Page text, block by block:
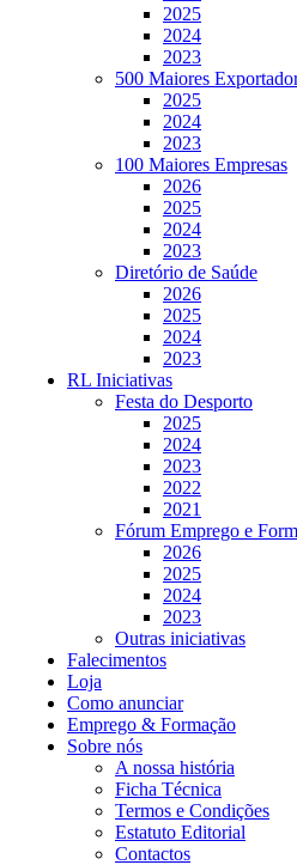
2025
2024
2023
500 Maiores
2025
2024
2023
100 Maiores Empresas
2026
2025
2024
2023
Diretório de Saúde
2026
2025
2024
2023
RL Iniciativas
Festa do Desporto
2025
2024
2023
2022
2021
Fórum Emprego e
2026
2025
2024
2023
Outras iniciativas
Falecimentos
Loja
Como anunciar
Emprego & Formação
Sobre nós
A nossa história
Ficha Técnica
Termos e Condições
Estatuto Editorial
Contactos